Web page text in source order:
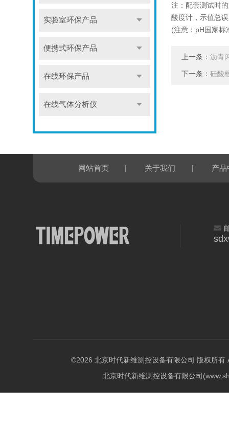
实验室环保产品
便携式环保产品
在线环保产品
在线气体分析仪
注：配套测试时
酸度计，示值总
(注意：pH国家标
上一条： 沥青
下一条： 硅酸
网站首页 | 关于我们 | 产品
©2026 北京时代新维测控设备有限公司 版权所有
北京时代新维测控设备有限公司